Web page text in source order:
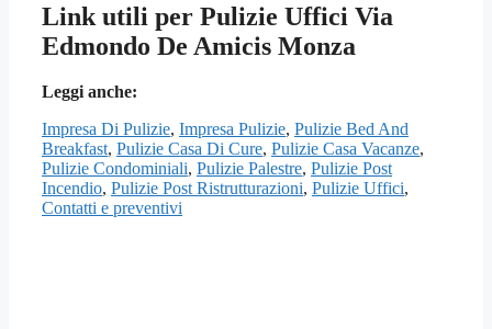
Link utili per Pulizie Uffici Via
Edmondo De Amicis Monza
Leggi anche:
Impresa Di Pulizie, Impresa Pulizie, Pulizie Bed And
Breakfast, Pulizie Casa Di Cure, Pulizie Casa Vacanze,
Pulizie Condominiali, Pulizie Palestre, Pulizie Post
Incendio, Pulizie Post Ristrutturazioni, Pulizie Uffici,
Contatti e preventivi